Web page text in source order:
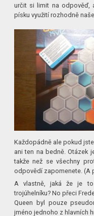
určit si limit na odpověď,
písku využití rozhodně našel.
Každopádně ale pokud
ani ten na bedně. Otázek
takže než se všechny
odpovědí zapomenete. (A
A vlastně, jaká že je to
trojúhelníku? No přeci
Queen byl pouze
jméno jednoho z hlavních